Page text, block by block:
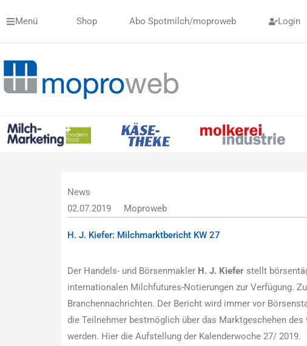
InhaltMenü Shop Abo Spotmilch/moproweb Login
News
02.07.2019
Moproweb
H. J. Kiefer: Milchmarktbericht KW 27
Der Handels- und BörsenmaklerH. J. Kieferstellt
internationalen Milchfutures-Notierungen zur Verfügung.
Branchennachrichten. Der Bericht wird immer vor
die Teilnehmer bestmöglich über das Marktgeschehen des
werden. Hier die Aufstellung der Kalenderwoche 27/ 2019.